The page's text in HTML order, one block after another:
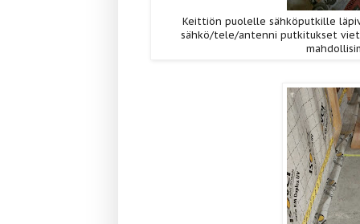
Keittiön puolelle sähköputkille
sähkö/tele/antenni putkitukset